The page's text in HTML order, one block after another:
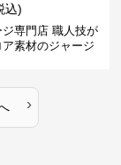
込)
ジ専門店 職人技が
素材のジャージ
›